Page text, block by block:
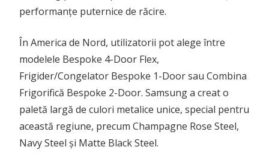
performanțe puternice de răcire.
În America de Nord, utilizatorii pot alege între
modelele Bespoke 4-Door Flex,
Frigider/Congelator Bespoke 1-Door sau Combina
Frigorifică Bespoke 2-Door. Samsung a creat o
paletă largă de culori metalice unice, special pentru
această regiune, precum Champagne Rose Steel,
Navy Steel și Matte Black Steel.